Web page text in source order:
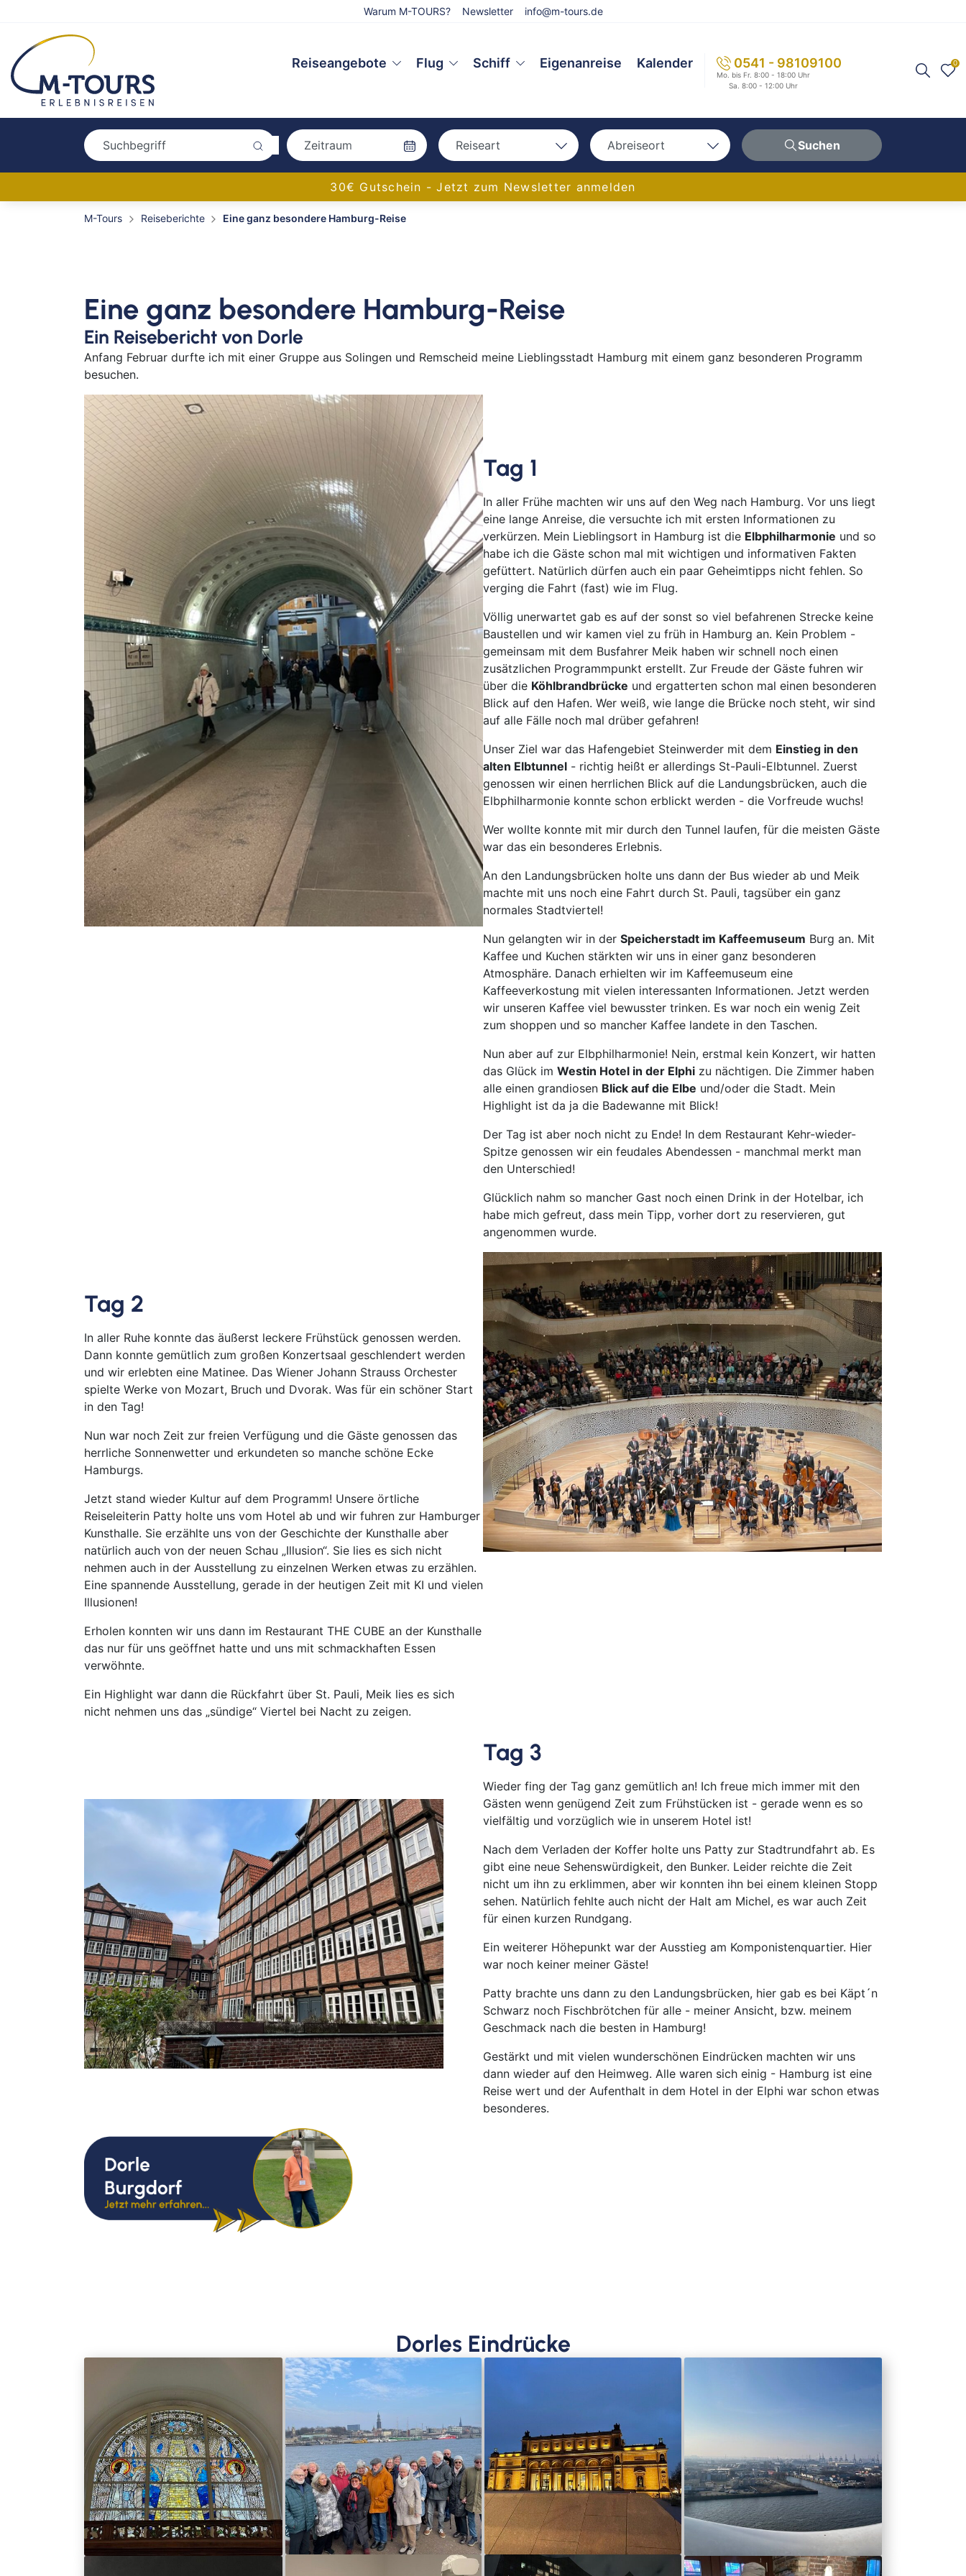
Warum M-TOURS? Newsletter info@m-tours.de
Reiseangebote Flug Schiff Eigenanreise Kalender 0541 - 98109100
Mo. bis Fr. 8:00 - 18:00 Uhr
Sa. 8:00 - 12:00 Uhr
0
Reiseart
Bus
Abreiseort
Bahn
Berlin
Cottbus
Darmstadt
Delmenhorst
Düren
Freiburg
Ganderkesee
Geldern
Goch
Hamm
Hausen
Haßfurt
Hof
Ingolstadt
Jülich
Kirchzarten
Köln
Leverkusen
Lörrach
Lüneburg
Mainz
Meppen
Minden
Nabburg
Neuenburg am Rhein
Nürnberg
Osterholz-Scharmbeck
Regensburg
Saarbrücken
Saarlouis
Schweich
Schweinfurt
Schweitenkirchen
Senftenberg
Siegenburg
Soest
Solingen
Spremberg
Suhl
Titisee-Neustadt
Trier
Weiden
Werneck
Wetzlar
Wiesbaden
Ab Köln/Bonn
Ab München
Ab Nürnberg
Ab Stuttgart
Ab Zürich
Suchen
30€ Gutschein - Jetzt zum Newsletter anmelden
M-Tours Reiseberichte Eine ganz besondere Hamburg-Reise
Eine ganz besondere Hamburg-Reise
Ein Reisebericht von Dorle
Anfang Februar durfte ich mit einer Gruppe aus Solingen und Remscheid meine Lieblingsstadt Hamburg mit einem ganz besonderen Programm
besuchen.
Tag 1
In aller Frühe machten wir uns auf den Weg nach Hamburg. Vor uns liegt
eine lange Anreise, die versuchte ich mit ersten Informationen zu
verkürzen. Mein Lieblingsort in Hamburg ist die Elbphilharmonie und so
habe ich die Gäste schon mal mit wichtigen und informativen Fakten
gefüttert. Natürlich dürfen auch ein paar Geheimtipps nicht fehlen. So
verging die Fahrt (fast) wie im Flug.
Völlig unerwartet gab es auf der sonst so viel befahrenen Strecke keine
Baustellen und wir kamen viel zu früh in Hamburg an. Kein Problem -
gemeinsam mit dem Busfahrer Meik haben wir schnell noch einen
zusätzlichen Programmpunkt erstellt. Zur Freude der Gäste fuhren wir
über die Köhlbrandbrücke und ergatterten schon mal einen besonderen
Blick auf den Hafen. Wer weiß, wie lange die Brücke noch steht, wir sind
auf alle Fälle noch mal drüber gefahren!
Unser Ziel war das Hafengebiet Steinwerder mit dem Einstieg in den
alten Elbtunnel - richtig heißt er allerdings St-Pauli-Elbtunnel. Zuerst
genossen wir einen herrlichen Blick auf die Landungsbrücken, auch die
Elbphilharmonie konnte schon erblickt werden - die Vorfreude wuchs!
Wer wollte konnte mit mir durch den Tunnel laufen, für die meisten Gäste
war das ein besonderes Erlebnis.
An den Landungsbrücken holte uns dann der Bus wieder ab und Meik
machte mit uns noch eine Fahrt durch St. Pauli, tagsüber ein ganz
normales Stadtviertel!
Nun gelangten wir in der Speicherstadt im Kaffeemuseum Burg an. Mit
Kaffee und Kuchen stärkten wir uns in einer ganz besonderen
Atmosphäre. Danach erhielten wir im Kaffeemuseum eine
Kaffeeverkostung mit vielen interessanten Informationen. Jetzt werden
wir unseren Kaffee viel bewusster trinken. Es war noch ein wenig Zeit
zum shoppen und so mancher Kaffee landete in den Taschen.
Nun aber auf zur Elbphilharmonie! Nein, erstmal kein Konzert, wir hatten
das Glück im Westin Hotel in der Elphi zu nächtigen. Die Zimmer haben
alle einen grandiosen Blick auf die Elbe und/oder die Stadt. Mein
Highlight ist da ja die Badewanne mit Blick!
Der Tag ist aber noch nicht zu Ende! In dem Restaurant Kehr-wieder-
Spitze genossen wir ein feudales Abendessen - manchmal merkt man
den Unterschied!
Glücklich nahm so mancher Gast noch einen Drink in der Hotelbar, ich
habe mich gefreut, dass mein Tipp, vorher dort zu reservieren, gut
angenommen wurde.
Tag 2
In aller Ruhe konnte das äußerst leckere Frühstück genossen werden.
Dann konnte gemütlich zum großen Konzertsaal geschlendert werden
und wir erlebten eine Matinee. Das Wiener Johann Strauss Orchester
spielte Werke von Mozart, Bruch und Dvorak. Was für ein schöner Start
in den Tag!
Nun war noch Zeit zur freien Verfügung und die Gäste genossen das
herrliche Sonnenwetter und erkundeten so manche schöne Ecke
Hamburgs.
Jetzt stand wieder Kultur auf dem Programm! Unsere örtliche
Reiseleiterin Patty holte uns vom Hotel ab und wir fuhren zur Hamburger
Kunsthalle. Sie erzählte uns von der Geschichte der Kunsthalle aber
natürlich auch von der neuen Schau „Illusion“. Sie lies es sich nicht
nehmen auch in der Ausstellung zu einzelnen Werken etwas zu erzählen.
Eine spannende Ausstellung, gerade in der heutigen Zeit mit KI und vielen
Illusionen!
Erholen konnten wir uns dann im Restaurant THE CUBE an der Kunsthalle
das nur für uns geöffnet hatte und uns mit schmackhaften Essen
verwöhnte.
Ein Highlight war dann die Rückfahrt über St. Pauli, Meik lies es sich
nicht nehmen uns das „sündige“ Viertel bei Nacht zu zeigen.
Tag 3
Wieder fing der Tag ganz gemütlich an! Ich freue mich immer mit den
Gästen wenn genügend Zeit zum Frühstücken ist - gerade wenn es so
vielfältig und vorzüglich wie in unserem Hotel ist!
Nach dem Verladen der Koffer holte uns Patty zur Stadtrundfahrt ab. Es
gibt eine neue Sehenswürdigkeit, den Bunker. Leider reichte die Zeit
nicht um ihn zu erklimmen, aber wir konnten ihn bei einem kleinen Stopp
sehen. Natürlich fehlte auch nicht der Halt am Michel, es war auch Zeit
für einen kurzen Rundgang.
Ein weiterer Höhepunkt war der Ausstieg am Komponistenquartier. Hier
war noch keiner meiner Gäste!
Patty brachte uns dann zu den Landungsbrücken, hier gab es bei Käpt´n
Schwarz noch Fischbrötchen für alle - meiner Ansicht, bzw. meinem
Geschmack nach die besten in Hamburg!
Gestärkt und mit vielen wunderschönen Eindrücken machten wir uns
dann wieder auf den Heimweg. Alle waren sich einig - Hamburg ist eine
Reise wert und der Aufenthalt in dem Hotel in der Elphi war schon etwas
besonderes.
Dorles Eindrücke